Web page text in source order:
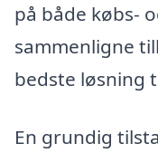
på både købs-
sammenligne
bedste løsning
En grundig